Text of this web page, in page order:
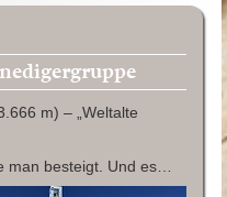
m) – „Weltalte
man besteigt. Und es…